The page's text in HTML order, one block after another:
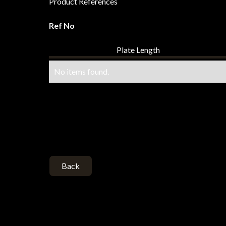
Ref No
Plate Length
No items found.
Back